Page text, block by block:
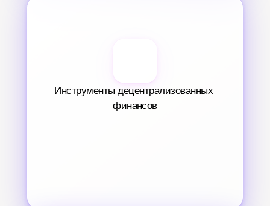
Инструменты децентрализованных
финансов